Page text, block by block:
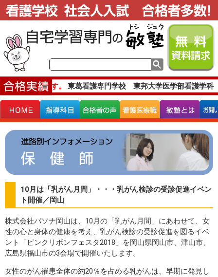
な合格実績です。 東葛看護専門学校 東邦大学医学部看護学
10月は「乳がん月間」・・・乳がん検診の受診促進イベン
ト開催／岡山
株式会社パソナ岡山は、10月の「乳がん月間」にあわせて、女
性の心と身体の健康を考え、乳がん検診の受診促進を図るイベ
ント「ピンクリボンフェスタ2018」を岡山県岡山市、津山市、
広島県福山市の3会場で開催いたします。
女性のがん罹患全体の約20％を占める乳がんは、早期に発見し